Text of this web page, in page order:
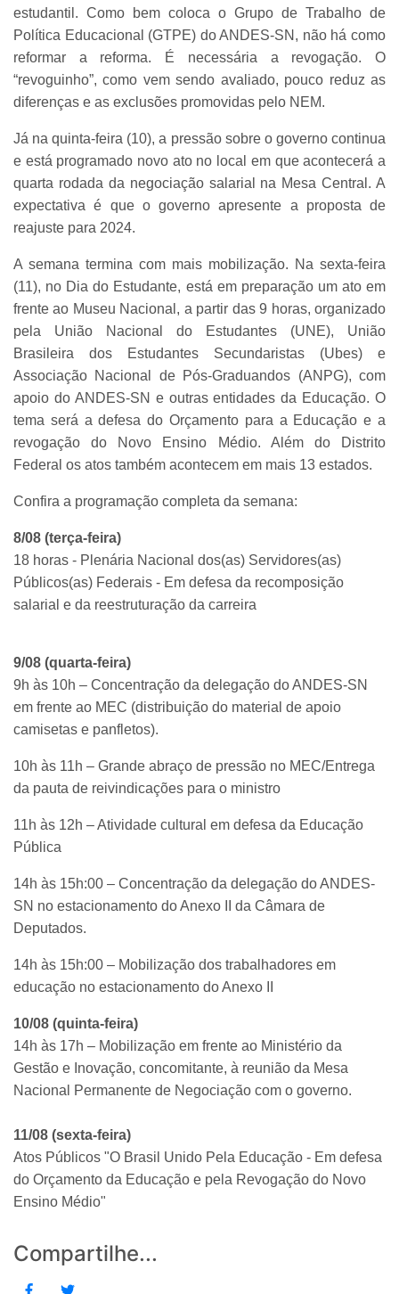
estudantil. Como bem coloca o Grupo de Trabalho de
Política Educacional (GTPE) do ANDES-SN, não há como
reformar a reforma. É necessária a revogação. O
“revoguinho”, como vem sendo avaliado, pouco reduz as
diferenças e as exclusões promovidas pelo NEM.
Já na quinta-feira (10), a pressão sobre o governo continua
e está programado novo ato no local em que acontecerá a
quarta rodada da negociação salarial na Mesa Central. A
expectativa é que o governo apresente a proposta de
reajuste para 2024.
A semana termina com mais mobilização. Na sexta-feira
(11), no Dia do Estudante, está em preparação um ato em
frente ao Museu Nacional, a partir das 9 horas, organizado
pela União Nacional do Estudantes (UNE), União
Brasileira dos Estudantes Secundaristas (Ubes) e
Associação Nacional de Pós-Graduandos (ANPG), com
apoio do ANDES-SN e outras entidades da Educação. O
tema será a defesa do Orçamento para a Educação e a
revogação do Novo Ensino Médio. Além do Distrito
Federal os atos também acontecem em mais 13 estados.
Confira a programação completa da semana:
8/08 (terça-feira)
18 horas - Plenária Nacional dos(as) Servidores(as)
Públicos(as) Federais - Em defesa da recomposição
salarial e da reestruturação da carreira
9/08 (quarta-feira)
9h às 10h – Concentração da delegação do ANDES-SN
em frente ao MEC (distribuição do material de apoio
camisetas e panfletos).
10h às 11h – Grande abraço de pressão no MEC/Entrega
da pauta de reivindicações para o ministro
11h às 12h – Atividade cultural em defesa da Educação
Pública
14h às 15h:00 – Concentração da delegação do ANDES-
SN no estacionamento do Anexo II da Câmara de
Deputados.
14h às 15h:00 – Mobilização dos trabalhadores em
educação no estacionamento do Anexo II
10/08 (quinta-feira)
14h às 17h – Mobilização em frente ao Ministério da
Gestão e Inovação, concomitante, à reunião da Mesa
Nacional Permanente de Negociação com o governo.
11/08 (sexta-feira)
Atos Públicos "O Brasil Unido Pela Educação - Em defesa
do Orçamento da Educação e pela Revogação do Novo
Ensino Médio"
Compartilhe...